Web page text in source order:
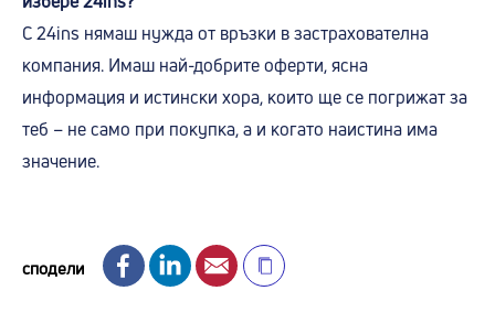
С 24ins нямаш нужда от връзки в застрахователна
компания. Имаш най-добрите оферти, ясна
информация и истински хора, които ще се погрижат за
теб – не само при покупка, а и когато наистина има
значение.
сподели
FacebookLinkedIn Email